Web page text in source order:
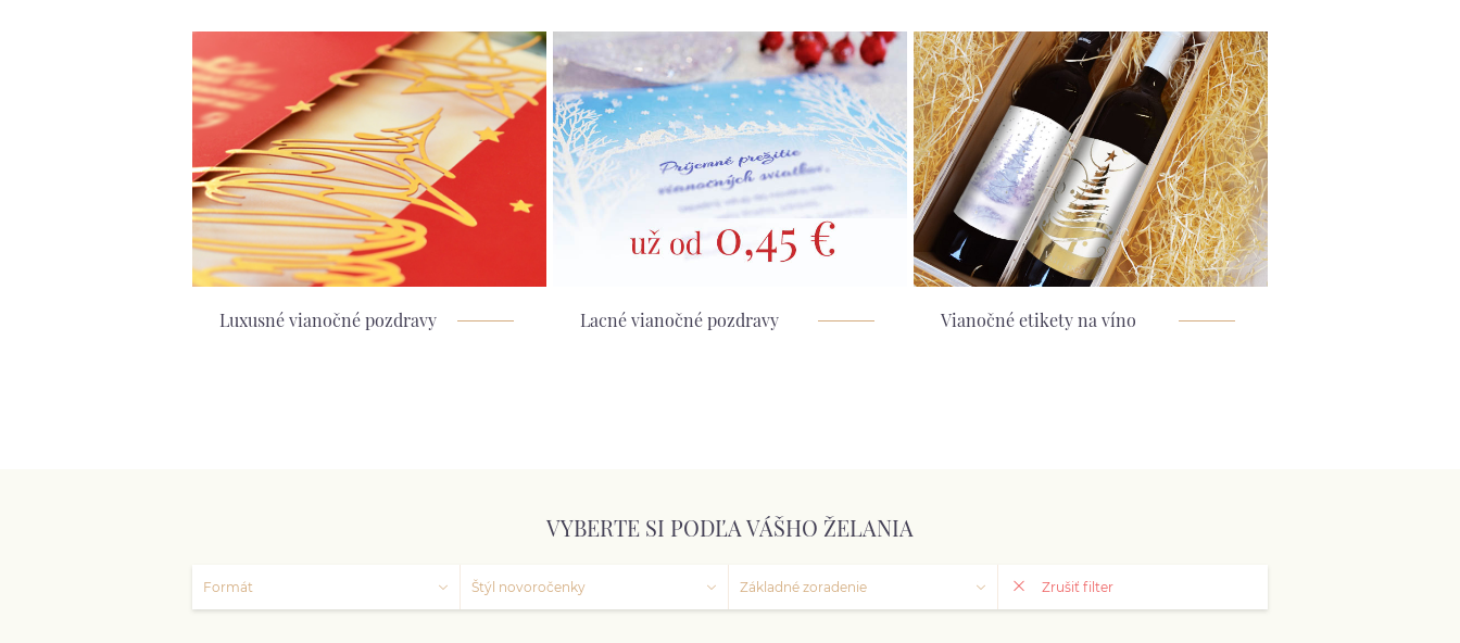
Luxusné vianočné pozdravy Lacné vianočné pozdravy Vianočné etikety na víno
VYBERTE SI PODĽA VÁŠHO ŽELANIA
Formát Štýl novoročenky Základné zoradenie Zrušiť filter